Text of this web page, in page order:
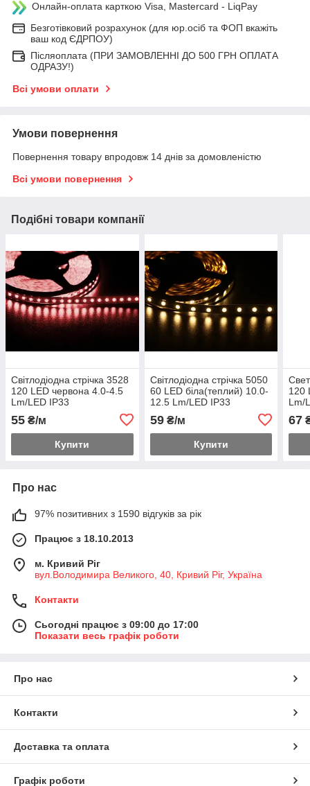
Онлайн-оплата карткою Visa, Mastercard - LiqPay
Безготівковий розрахунок (для юр.осіб та ФОП вкажіть
ваш код ЄДРПОУ)
Післяоплата (ПРИ ЗАМОВЛЕННІ ДО 500 ГРН ОПЛАТА
ОДРАЗУ!)
Всі умови оплати
Умови повернення
Повернення товару впродовж 14 днів за домовленістю
Всі умови повернення
Подібні товари компанії
Світлодіодна стрічка 3528
120 LED червона 4.0-4.5
Lm/LED IP33
55 ₴/м
Купити
Світлодіодна стрічка 5050
60 LED біла(теплий) 10.0-
12.5 Lm/LED IP33
59₴/м
Купити
120
Lm/
67
Про нас
97% позитивних з 1590 відгуків за рік
Працює з 18.10.2013
м. Кривий Ріг
вул.Володимира Великого, 40, Кривий Ріг, Україна
Контакти
Сьогодні працює з 09:00 до 17:00
Показати весь графік роботи
Про нас
Контакти
Доставка та оплата
Графік роботи